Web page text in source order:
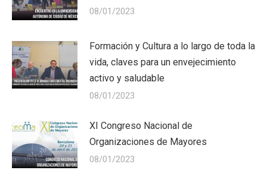
08/01/2023
Formación y Cultura a lo largo de toda la
vida, claves para un envejecimiento
activo y saludable
08/01/2023
XI Congreso Nacional de
Organizaciones de Mayores
08/01/2023